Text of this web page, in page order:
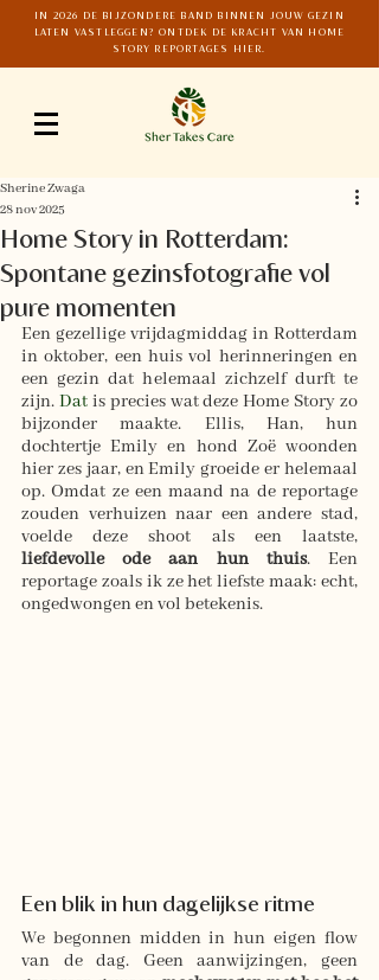
IN 2026 DE BIJZONDERE BAND BINNEN JOUW GEZIN
LATEN VASTLEGGEN? ONTDEK DE KRACHT VAN HOME
STORY REPORTAGES HIER.
Home Story in Rotterdam:
Spontane gezinsfotografie vol
pure momenten
Sherine Zwaga
28 nov 2025
Een gezellige vrijdagmiddag in Rotterdam
in oktober, een huis vol herinneringen en
een gezin dat helemaal zichzelf durft te
zijn. Dat is precies wat deze Home Story zo
bijzonder maakte. Ellis, Han, hun
dochtertje Emily en hond Zoë woonden
hier zes jaar, en Emily groeide er helemaal
op. Omdat ze een maand na de reportage
zouden verhuizen naar een andere stad,
liefdevolle ode aan hun thuis. Een
reportage zoals ik ze het liefste maak: echt,
ongedwongen en vol betekenis.
Een blik in hun dagelijkse ritme
We begonnen midden in hun eigen flow
van de dag. Geen aanwijzingen, geen